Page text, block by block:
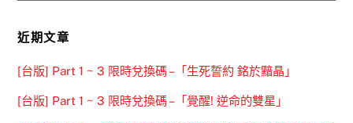
近期文章
[台版] Part 1 ~ 3 限時兌換碼 –「生死誓約 銘於黯晶」
[台版] Part 1 ~ 3 限時兌換碼 –「覺醒! 逆命的雙星」